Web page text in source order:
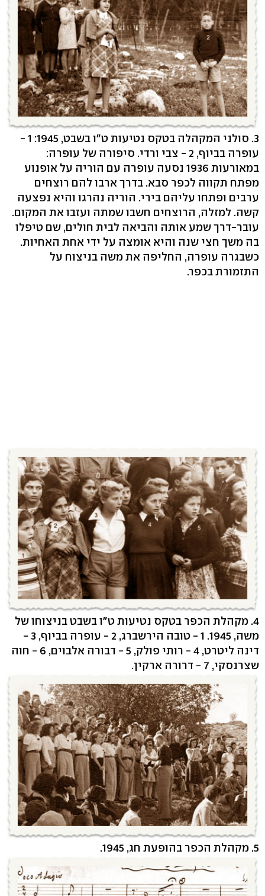
3. סולני המקהלה בטקס נטיעות ט"ו בשבט, 1945: 1 -
עופרה בביוף, 2 - צבי ורדי. סיפורה של עופרה:
במאורעות 1936 נסעה עופרה עם הוריה על אופנוע
מפתח תקווה לכפר סבא. בדרך ארבו להם רוצחים
ערבים ופתחו עליהם בירי. הוריה נהרגו והיא נפצעה
קשה. למזלה, הרוצחים חשבו שמתה ועזבו את המקום.
עובר-דרך שמע אותה והביאה לבית חולים, שם טיפלו
בה משך חצי שנה והיא אומצה על ידי אחת האחיות.
כשבגרה עופרה, החליפה את משה בניצוח על
התזמורת בכפר.
4. מקהלת הכפר בטקס נטיעות ט"ו בשבט בניצוחו של
משה, 1945. 1 - טובה הירשברג, 2 - עופרה בביוף, 3 -
דינה ליטרט, 4 - רותי פולק, 5 - דבורה אלבוים, 6 - חוה
שצרנסקי, 7 - דרורה ארקין.
5. מקהלת הכפר בהופעת חג, 1945.